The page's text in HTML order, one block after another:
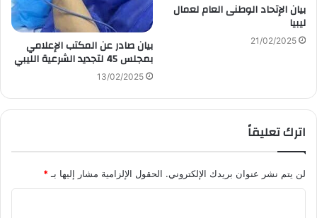
بيان الإتحاد الوطنى العام لعمال
ليبيا
21/02/2025 بيان صادر عن المكتب الإعلامي
بمجلس 45 لتجديد الشرعية الليبي
13/02/2025
اترك تعليقاً
لن يتم نشر عنوان بريدك الإلكتروني. الحقول الإلزامية مشار إليها بـ *